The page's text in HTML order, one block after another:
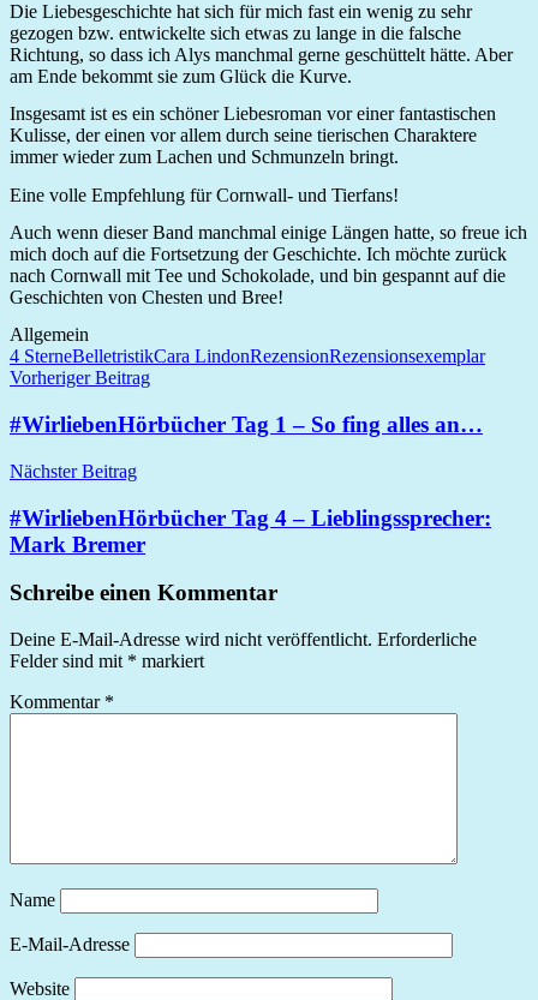
Die Liebesgeschichte hat sich für mich fast ein wenig zu sehr
gezogen bzw. entwickelte sich etwas zu lange in die falsche
Richtung, so dass ich Alys manchmal gerne geschüttelt hätte. Aber
am Ende bekommt sie zum Glück die Kurve.
Insgesamt ist es ein schöner Liebesroman vor einer fantastischen
Kulisse, der einen vor allem durch seine tierischen Charaktere
immer wieder zum Lachen und Schmunzeln bringt.
Eine volle Empfehlung für Cornwall- und Tierfans!
Auch wenn dieser Band manchmal einige Längen hatte, so freue ich
mich doch auf die Fortsetzung der Geschichte. Ich möchte zurück
nach Cornwall mit Tee und Schokolade, und bin gespannt auf die
Geschichten von Chesten und Bree!
Allgemein
4 SterneBelletristikCara LindonRezensionRezensionsexemplar
Beitragsnavigation
Vorheriger Beitrag
#WirliebenHörbücher Tag 1 – So fing alles an…
Nächster Beitrag
#WirliebenHörbücher Tag 4 – Lieblingssprecher:
Mark Bremer
Schreibe einen Kommentar
Deine E-Mail-Adresse wird nicht veröffentlicht. Erforderliche
Felder sind mit * markiert
Kommentar *
Name
E-Mail-Adresse
Website